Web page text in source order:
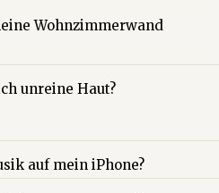
Wohnzimmerwand
unreine Haut?
auf mein iPhone?